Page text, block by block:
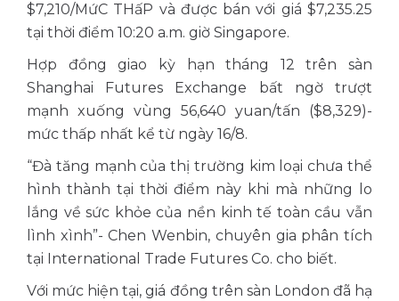
$7,210/MứC THấP và được bán với giá $7,235.25
tại thời điểm 10:20 a.m. giờ Singapore.
Hợp đồng giao kỳ hạn tháng 12 trên sàn
Shanghai Futures Exchange bất ngờ trượt
mạnh xuống vùng 56,640 yuan/tấn ($8,329)-
mức thấp nhất kể từ ngày 16/8.
“Đà tăng mạnh của thị trường kim loại chưa thể
hình thành tại thời điểm này khi mà những lo
lắng về sức khỏe của nền kinh tế toàn cầu vẫn
lình xình”- Chen Wenbin, chuyên gia phân tích
tại International Trade Futures Co. cho biết.
Với mức hiện tại, giá đồng trên sàn London đã hạ